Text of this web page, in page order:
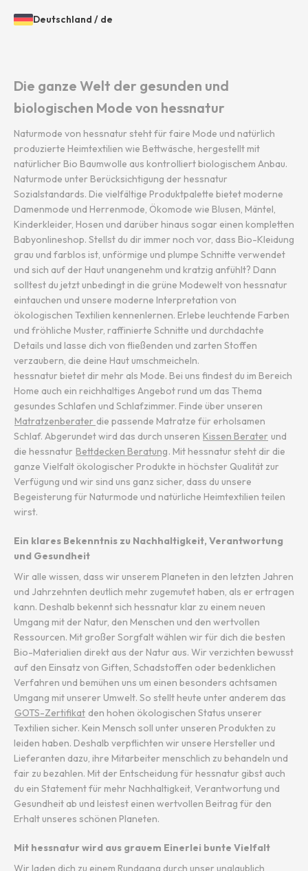
VISA
Öffnen
Sprachauswahl
Gewähltes
Deutschland / de
Die ganze Welt der gesunden und
biologischen Mode von hessnatur
Naturmode von hessnatur steht für faire Mode und natürlich
produzierte Heimtextilien wie Bettwäsche, hergestellt mit
natürlicher Bio Baumwolle aus kontrolliert biologischem Anbau.
Naturmode unter Berücksichtigung der hessnatur
Sozialstandards. Die vielfältige Produktpalette bietet moderne
Damenmode und Herrenmode, Ökomode wie Blusen, Mäntel,
Kinderkleider, Hosen und darüber hinaus sogar einen kompletten
Babyonlineshop. Stellst du dir immer noch vor, dass Bio-Kleidung
grau und farblos ist, unförmige und plumpe Schnitte verwendet
und sich auf der Haut unangenehm und kratzig anfühlt? Dann
solltest du jetzt unbedingt in die grüne Modewelt von hessnatur
eintauchen und unsere moderne Interpretation von
ökologischen Textilien kennenlernen. Erlebe leuchtende Farben
und fröhliche Muster, raffinierte Schnitte und durchdachte
Details und lasse dich von fließenden und zarten Stoffen
verzaubern, die deine Haut umschmeicheln.
hessnatur bietet dir mehr als Mode. Bei uns findest du im Bereich
Home auch ein reichhaltiges Angebot rund um das Thema
gesundes Schlafen und Schlafzimmer. Finde über unseren
Matratzenberater die passende Matratze für erholsamen
Schlaf. Abgerundet wird das durch unseren Kissen Berater und
die hessnatur Bettdecken Beratung. Mit hessnatur steht dir die
ganze Vielfalt ökologischer Produkte in höchster Qualität zur
Verfügung und wir sind uns ganz sicher, dass du unsere
Begeisterung für Naturmode und natürliche Heimtextilien teilen
wirst.
Ein klares Bekenntnis zu Nachhaltigkeit, Verantwortung
und Gesundheit
Wir alle wissen, dass wir unserem Planeten in den letzten Jahren
und Jahrzehnten deutlich mehr zugemutet haben, als er ertragen
kann. Deshalb bekennt sich hessnatur klar zu einem neuen
Umgang mit der Natur, den Menschen und den wertvollen
Ressourcen. Mit großer Sorgfalt wählen wir für dich die besten
Bio-Materialien direkt aus der Natur aus. Wir verzichten bewusst
auf den Einsatz von Giften, Schadstoffen oder bedenklichen
Verfahren und bemühen uns um einen besonders achtsamen
Umgang mit unserer Umwelt. So stellt heute unter anderem das
GOTS-Zertifikat den hohen ökologischen Status unserer
Textilien sicher. Kein Mensch soll unter unseren Produkten zu
leiden haben. Deshalb verpflichten wir unsere Hersteller und
Lieferanten dazu, ihre Mitarbeiter menschlich zu behandeln und
fair zu bezahlen. Mit der Entscheidung für hessnatur gibst auch
du ein Statement für mehr Nachhaltigkeit, Verantwortung und
Gesundheit ab und leistest einen wertvollen Beitrag für den
Erhalt unseres schönen Planeten.
Mit hessnatur wird aus grauem Einerlei bunte Vielfalt
Wir laden dich zu einem Rundgang durch unser unglaublich